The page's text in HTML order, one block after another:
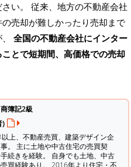
い。 従来、地方の不動産会社
売却が難しかったり売却まで
全国の不動産会社にインター
とで短期間、高価格での売却
簿記2級
)
上、不動産売買、建築デザイン企
。 主に土地や中古住宅の売買契
続きを経験。 自身でも土地、中古